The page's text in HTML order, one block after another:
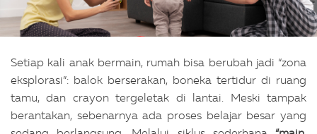
Setiap kali anak bermain, rumah bisa berubah jadi “zona
eksplorasi”: balok berserakan, boneka tertidur di ruang
tamu, dan crayon tergeletak di lantai. Meski tampak
berantakan, sebenarnya ada proses belajar besar yang